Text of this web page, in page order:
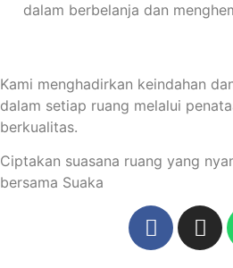
dalam berbelanja dan
Kami menghadirkan keindahan
dalam setiap ruang melalui
berkualitas.
Ciptakan suasana ruang yang
bersama Suaka